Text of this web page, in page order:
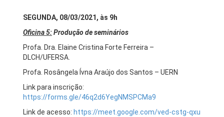
SEGUNDA, 08/03/2021, às 9h
Oficina 5:Produção de seminários
Profa. Dra. Elaine Cristina Forte Ferreira –
DLCH/UFERSA.
Profa. Rosângela Ívna Araújo dos Santos – UERN
Link para inscrição:
https://forms.gle/46q2d6YegNMSPCMa9
Link de acesso: https://meet.google.com/ved-cstg-qxu